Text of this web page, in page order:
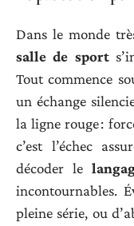
Dans le monde
salle de sport
Tout commence
un échange
la ligne rouge :
c’est l’échec
décoder le
incontournables.
pleine série, ou